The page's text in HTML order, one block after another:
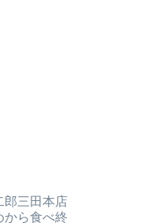
郎三田本店
から食べ終